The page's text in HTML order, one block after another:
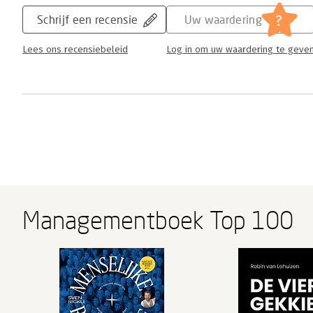
Schrijf een recensie
Lees ons recensiebeleid
Uw waardering ?
Log in om uw waardering te
Managementboek Top 100